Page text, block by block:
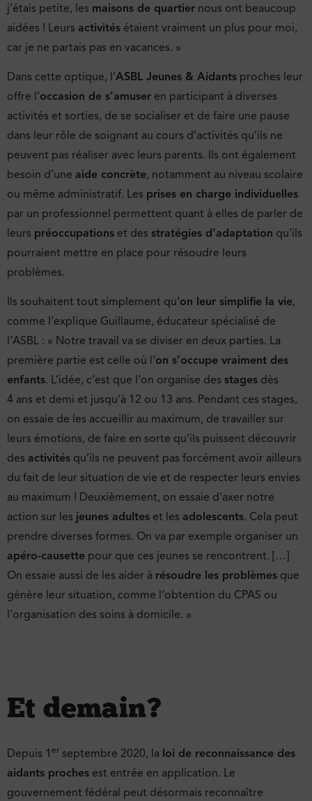
j’étais petite, les maisons de quartier nous ont beaucoup
aidées ! Leurs activités étaient vraiment un plus pour moi,
car je ne partais pas en vacances. »
Dans cette optique, l’ASBL Jeunes & Aidants proches leur
offre l’occasion de s’amuser en participant à diverses
activités et sorties, de se socialiser et de faire une pause
dans leur rôle de soignant au cours d’activités qu’ils ne
peuvent pas réaliser avec leurs parents. Ils ont également
besoin d’une aide concrète, notamment au niveau scolaire
ou même administratif. Les prises en charge individuelles
par un professionnel permettent quant à elles de parler de
leurs préoccupations et des stratégies d’adaptation qu’ils
pourraient mettre en place pour résoudre leurs
problèmes.
Ils souhaitent tout simplement qu’on leur simplifie la vie,
comme l’explique Guillaume, éducateur spécialisé de
l’ASBL : « Notre travail va se diviser en deux parties. La
première partie est celle où l’on s’occupe vraiment des
enfants. L’idée, c’est que l’on organise des stages dès
4 ans et demi et jusqu’à 12 ou 13 ans. Pendant ces stages,
on essaie de les accueillir au maximum, de travailler sur
leurs émotions, de faire en sorte qu’ils puissent découvrir
des activités qu’ils ne peuvent pas forcément avoir ailleurs
du fait de leur situation de vie et de respecter leurs envies
au maximum ! Deuxièmement, on essaie d’axer notre
action sur les jeunes adultes et les adolescents. Cela peut
prendre diverses formes. On va par exemple organiser un
apéro-causette pour que ces jeunes se rencontrent. […]
On essaie aussi de les aider à résoudre les problèmes que
génère leur situation, comme l’obtention du CPAS ou
l’organisation des soins à domicile. »
Et demain ?
Depuis 1 er septembre 2020, la loi de reconnaissance des
aidants proches est entrée en application. Le
gouvernement fédéral peut désormais reconnaître